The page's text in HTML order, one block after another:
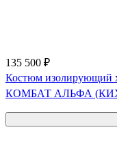
135 500 ₽
Костюм изолирующий
КОМБАТ АЛЬФА